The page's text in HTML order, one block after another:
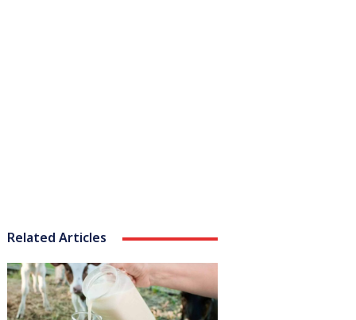
Related Articles